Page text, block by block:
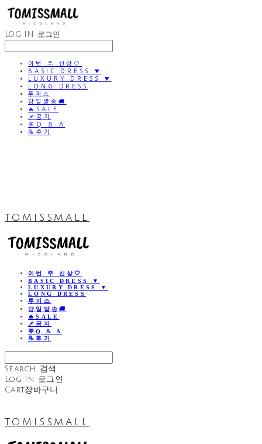
LOG IN 로그인
이번 주 신상🤍
BASIC DRESS ▼
LUXURY DRESS ▼
LONG DRESS
투피스
당일발송🚚
🔥SALE
📌공지
💬Q & A
📝후기
TOMISSMALL
이번 주 신상🤍
BASIC DRESS ▼
LUXURY DRESS ▼
LONG DRESS
투피스
당일발송🚚
🔥SALE
📌공지
💬Q & A
📝후기
Search 검색
Log In 로그인
Cart장바구니
TOMISSMALL